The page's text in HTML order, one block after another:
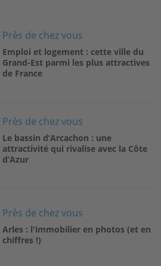
Près de chez vous
Emploi et logement : cette ville du
Grand-Est parmi les plus attractives
de France
Près de chez vous
Le bassin d’Arcachon : une
attractivité qui rivalise avec la Côte
d’Azur
Près de chez vous
Arles : l'immobilier en photos (et en
chiffres !)